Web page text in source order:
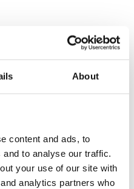
About
content and ads, to
to analyse our traffic.
your use of our site with
analytics partners who
und Medienvertreter. Sie
einsehen und